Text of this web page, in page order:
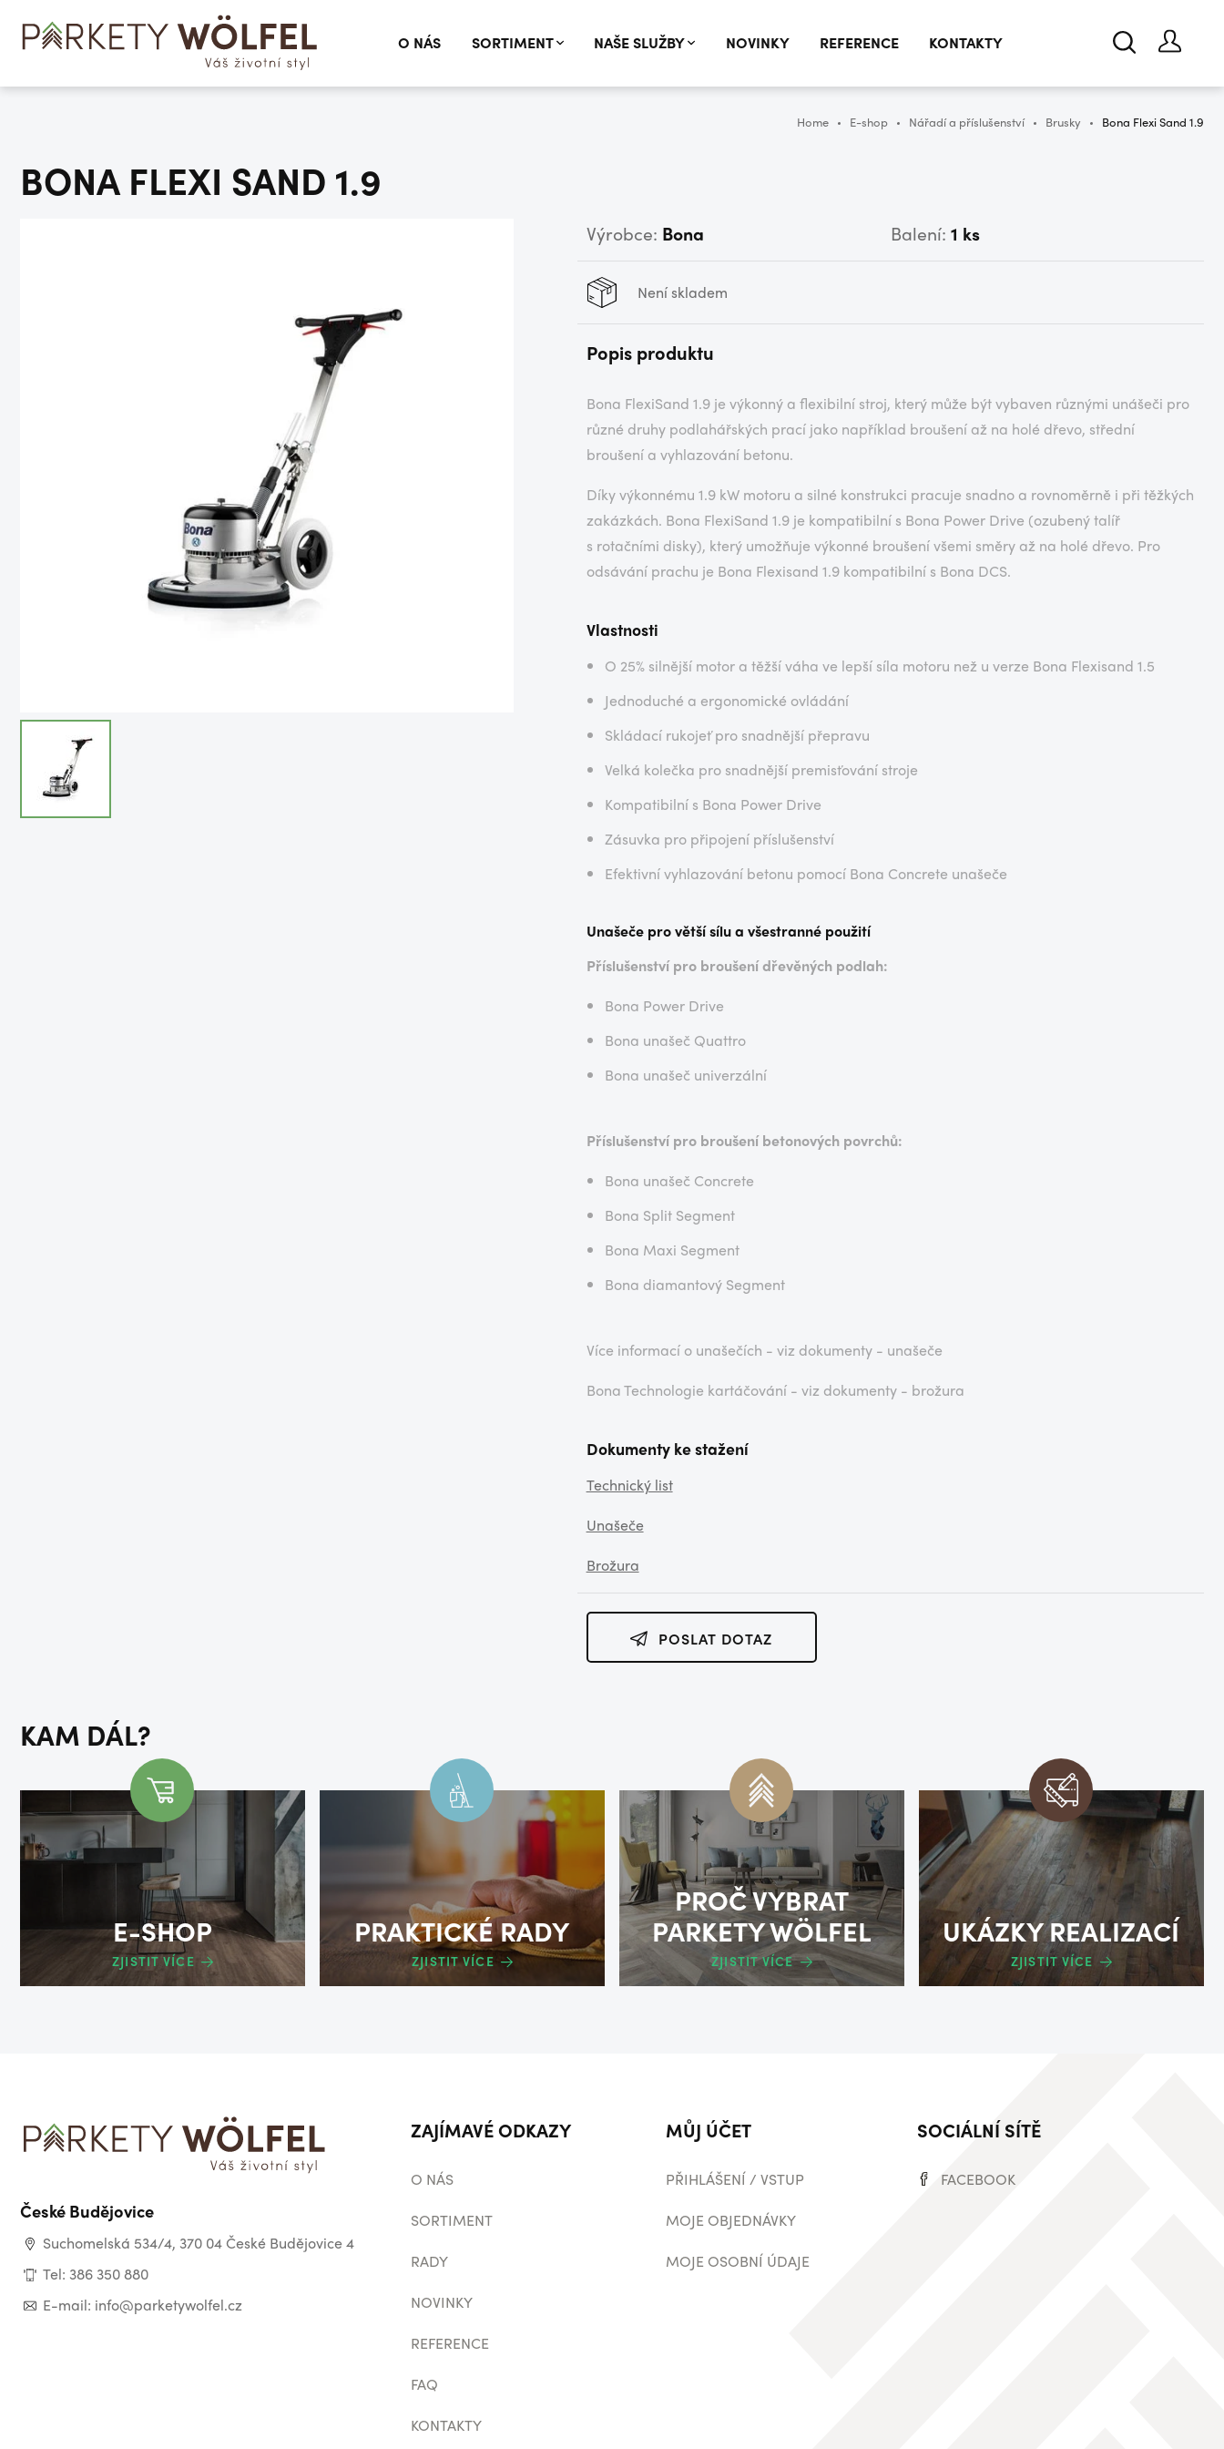
O NÁS SORTIMENT NAŠE SLUŽBY NOVINKY REFERENCE KONTAKTY
Home E-shop Nářadí a příslušenství Brusky Bona Flexi Sand 1.9
BONA FLEXI SAND 1.9
Výrobce: Bona Balení: 1 ks
Není skladem
Popis produktu
Bona FlexiSand 1.9 je výkonný a flexibilní stroj, který může být vybaven různými unášeči pro
různé druhy podlahářských prací jako například broušení až na holé dřevo, střední
broušení a vyhlazování betonu.
Díky výkonnému 1.9 kW motoru a silné konstrukci pracuje snadno a rovnoměrně i při těžkých
zakázkách. Bona FlexiSand 1.9 je kompatibilní s Bona Power Drive (ozubený talíř
s rotačními disky), který umožňuje výkonné broušení všemi směry až na holé dřevo. Pro
odsávání prachu je Bona Flexisand 1.9 kompatibilní s Bona DCS.
Vlastnosti
O 25% silnější motor a těžší váha ve lepší síla motoru než u verze Bona Flexisand 1.5
Jednoduché a ergonomické ovládání
Skládací rukojeť pro snadnější přepravu
Velká kolečka pro snadnější premisťování stroje
Kompatibilní s Bona Power Drive
Zásuvka pro připojení příslušenství
Efektivní vyhlazování betonu pomocí Bona Concrete unašeče
Unašeče pro větší sílu a všestranné použití
Příslušenství pro broušení dřevěných podlah:
Bona Power Drive
Bona unašeč Quattro
Bona unašeč univerzální
Příslušenství pro broušení betonových povrchů:
Bona unašeč Concrete
Bona Split Segment
Bona Maxi Segment
Bona diamantový Segment
Více informací o unašečích - viz dokumenty - unašeče
Bona Technologie kartáčování - viz dokumenty - brožura
Dokumenty ke stažení
Technický list
Unašeče
Brožura
POSLAT DOTAZ
KAM DÁL?
E-SHOP
ZJISTIT VÍCE
PRAKTICKÉ RADY
ZJISTIT VÍCE
PROČ VYBRAT
PARKETY WÖLFEL
ZJISTIT VÍCE
UKÁZKY REALIZACÍ
ZJISTIT VÍCE
České Budějovice
Suchomelská 534/4, 370 04 České Budějovice 4
Tel: 386 350 880
E-mail: info@parketywolfel.cz
ZAJÍMAVÉ ODKAZY
O NÁS
SORTIMENT
RADY
NOVINKY
REFERENCE
FAQ
KONTAKTY
MŮJ ÚČET
PŘIHLÁŠENÍ / VSTUP
MOJE OBJEDNÁVKY
MOJE OSOBNÍ ÚDAJE
SOCIÁLNÍ SÍTĚ
FACEBOOK